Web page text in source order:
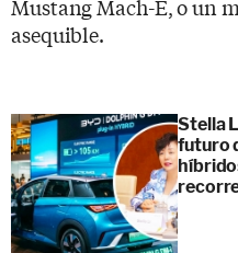
Mustang Mach-E, o un
asequible.
Stella
futuro